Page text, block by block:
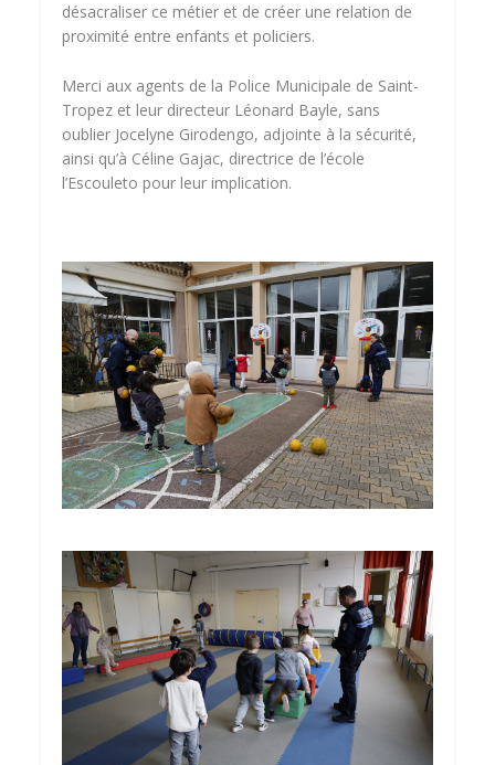
désacraliser ce métier et de créer une relation de
proximité entre enfants et policiers.
Merci aux agents de la Police Municipale de Saint-
Tropez et leur directeur Léonard Bayle, sans
oublier Jocelyne Girodengo, adjointe à la sécurité,
ainsi qu’à Céline Gajac, directrice de l’école
l’Escouleto pour leur implication.